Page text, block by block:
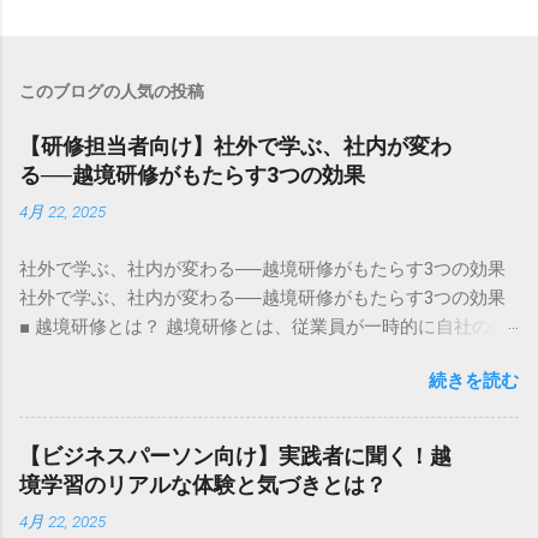
このブログの人気の投稿
【研修担当者向け】社外で学ぶ、社内が変わ
る──越境研修がもたらす3つの効果
4月 22, 2025
社外で学ぶ、社内が変わる──越境研修がもたらす3つの効果
社外で学ぶ、社内が変わる──越境研修がもたらす3つの効果
■ 越境研修とは？ 越境研修とは、従業員が一時的に自社の外
成プログラムです。 例えば以下のような形態があります： ス
タートアップやNPOへのレンタル移籍 異業種合同ワークショ
ップへの参加 自治体・地域活動への参画 副業や兼業を通じ
た“社外での実践” 重要なのは、社外での経験を単なる「学
び」で終わらせず、 組織に持ち帰り、影響を波及させる仕組
み にすることです。 ■ 越境研修の効果1：自己変容──「自分
続きを読む
【ビジネスパーソン向け】実践者に聞く！越
境学習のリアルな体験と気づきとは？
4月 22, 2025